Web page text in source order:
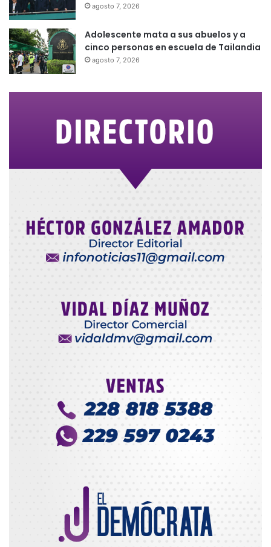
agosto 7, 2026
Adolescente mata a sus abuelos y a
cinco personas en escuela de Tailandia
agosto 7, 2026